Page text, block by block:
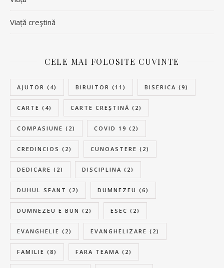
Viață creştină
CELE MAI FOLOSITE CUVINTE
AJUTOR (4) BIRUITOR (11) BISERICA (9)
CARTE (4) CARTE CREȘTINĂ (2)
COMPASIUNE (2) COVID 19 (2)
CREDINCIOS (2) CUNOASTERE (2)
DEDICARE (2) DISCIPLINA (2)
DUHUL SFANT (2) DUMNEZEU (6)
DUMNEZEU E BUN (2) ESEC (2)
EVANGHELIE (2) EVANGHELIZARE (2)
FAMILIE (8) FARA TEAMA (2)